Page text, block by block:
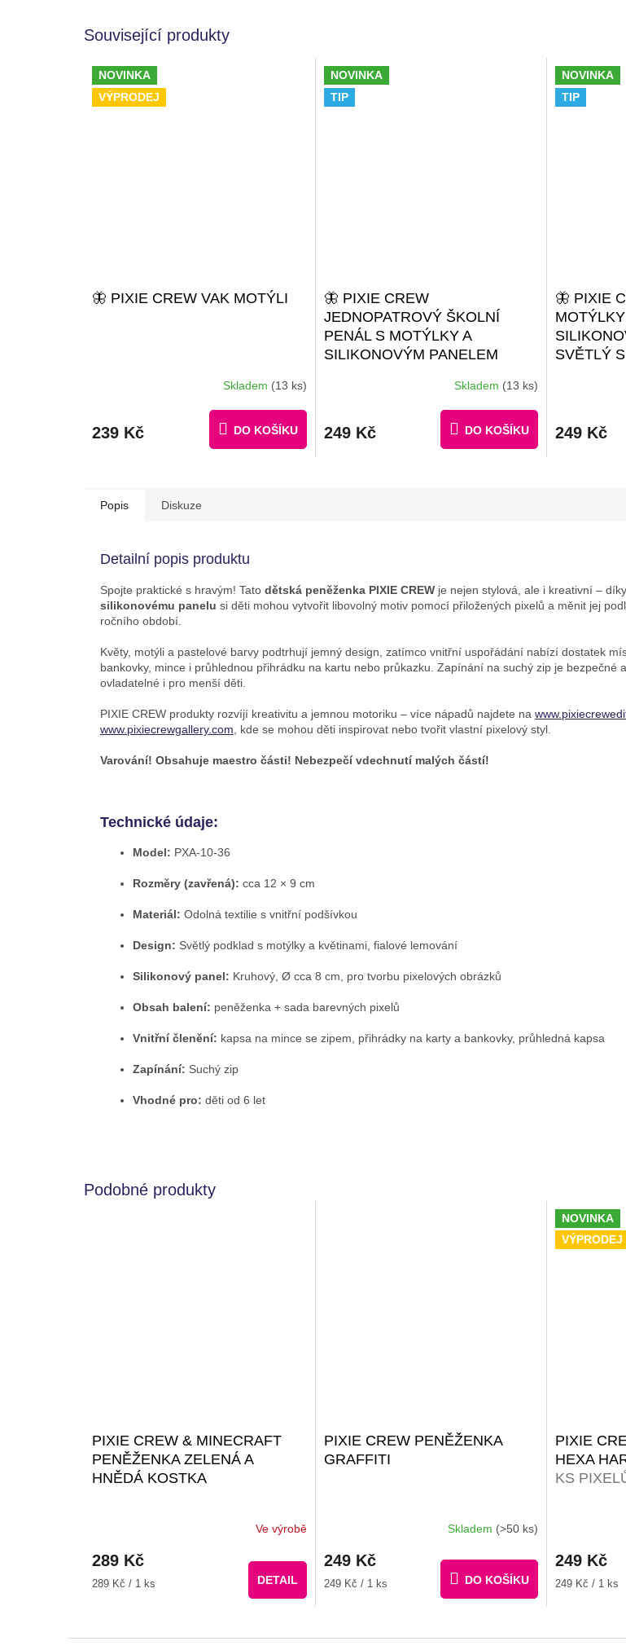
Související produkty
NOVINKA
VÝPRODEJ
🦋 PIXIE CREW VAK MOTÝLI
Skladem (13 ks)
239 Kč DO KOŠÍKU
NOVINKA
TIP
🦋 PIXIE CREW
JEDNOPATROVÝ ŠKOLNÍ
PENÁL S MOTÝLKY A
SILIKONOVÝM PANELEM
KREATIVNÍCH NÁPADŮ | 30
MALÝCH PIXELŮ ZDARMA
Skladem (13 ks)
249 Kč DO KOŠÍKU
NOVINKA
TIP
🦋 PIXIE
SVĚTLÝ
MALÝCH
PIXELŮ
je
249 Kč
Popis Diskuze
Detailní popis produktu
Spojte praktické s hravým! Tato dětská peněženka PIXIE CREW je nejen stylová, ale i kreativní – díky
silikonovému panelu si děti mohou vytvořit libovolný motiv pomocí přiložených pixelů a měnit jej
ročního období.
Květy, motýli a pastelové barvy podtrhují jemný design, zatímco vnitřní uspořádání nabízí dostatek
bankovky, mince i průhlednou přihrádku na kartu nebo průkazku. Zapínání na suchý zip je bezpečné
ovladatelné i pro menší děti.
PIXIE CREW produkty rozvíjí kreativitu a jemnou motoriku – více nápadů najdete na
www.pixiecrewgallery.com , kde se mohou děti inspirovat nebo tvořit vlastní pixelový styl.
Varování! Obsahuje maestro části! Nebezpečí vdechnutí malých částí!
Technické údaje:
Model: PXA-10-36
Rozměry (zavřená): cca 12 × 9 cm
Materiál: Odolná textilie s vnitřní podšívkou
Design: Světlý podklad s motýlky a květinami, fialové lemování
Silikonový panel: Kruhový, Ø cca 8 cm, pro tvorbu pixelových obrázků
Obsah balení: peněženka + sada barevných pixelů
Vnitřní členění: kapsa na mince se zipem, přihrádky na karty a bankovky, průhledná kapsa
Zapínání: Suchý zip
Vhodné pro: děti od 6 let
PIXIE CREW & MINECRAFT
PENĚŽENKA ZELENÁ A
HNĚDÁ KOSTKA
Ve výrobě
289 Kč
Měrná
289 Kč / 1 ks DETAIL
PIXIE CREW PENĚŽENKA
GRAFFITI
Skladem (>50 ks)
249 Kč
Měrná
249 Kč / 1 ks DO KOŠÍKU
NOVINKA
VÝPRODEJ
PIXIE
HEXA
KS
249 Kč
Měrná
249 Kč / 1 ks